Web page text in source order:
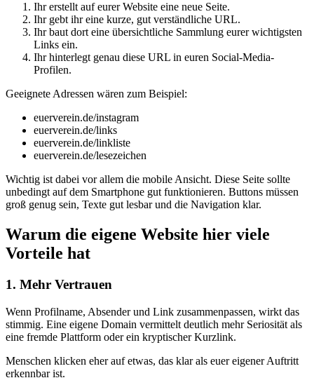
Ihr erstellt auf eurer Website eine neue Seite.
Ihr gebt ihr eine kurze, gut verständliche URL.
Ihr baut dort eine übersichtliche Sammlung eurer wichtigsten
Links ein.
Ihr hinterlegt genau diese URL in euren Social-Media-
Profilen.
Geeignete Adressen wären zum Beispiel:
euerverein.de/instagram
euerverein.de/links
euerverein.de/linkliste
euerverein.de/lesezeichen
Wichtig ist dabei vor allem die mobile Ansicht. Diese Seite sollte
unbedingt auf dem Smartphone gut funktionieren. Buttons müssen
groß genug sein, Texte gut lesbar und die Navigation klar.
Warum die eigene Website hier viele
Vorteile hat
1. Mehr Vertrauen
Wenn Profilname, Absender und Link zusammenpassen, wirkt das
stimmig. Eine eigene Domain vermittelt deutlich mehr Seriosität als
eine fremde Plattform oder ein kryptischer Kurzlink.
Menschen klicken eher auf etwas, das klar als euer eigener Auftritt
erkennbar ist.